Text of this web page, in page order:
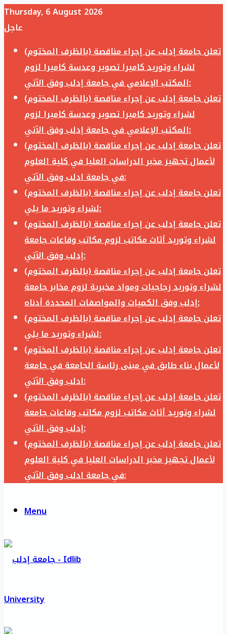
Thursday, 6 August 2026
عاجل
تعلن جامعة إدلب عن إجراء مناقصة (بالظرف المختوم)
لشراء وتوريد كاميرا تصوير وعدسة كاميرا لزوم
المكتب الإعلامي في جامعة إدلب وفق الآتي:
تعلن جامعة إدلب عن إجراء مناقصة (بالظرف المختوم)
لشراء وتوريد كاميرا تصوير وعدسة كاميرا لزوم
المكتب الإعلامي في جامعة إدلب وفق الآتي:
تعلن جامعة إدلب عن إجراء مناقصة (بالظرف المختوم)
لأعمال تجهيز مخبر الدراسات العليا في كلية العلوم
في جامعة ادلب وفق الآتي:
تعلن جامعة إدلب عن إجراء مناقصة (بالظرف المختوم)
لشراء وتوريد ما يلي:
تعلن جامعة إدلب عن إجراء مناقصة (بالظرف المختوم)
لشراء وتوريد أثاث مكاتب لزوم مكاتب وقاعات جامعة
إدلب وفق الآتي:
تعلن جامعة إدلب عن إجراء مناقصة (بالظرف المختوم)
لشراء وتوريد زجاجيات ومواد مخبرية لزوم مخابر جامعة
إدلب وفق الكميات والمواصفات المحددة أدناه:
تعلن جامعة إدلب عن إجراء مناقصة (بالظرف المختوم)
لشراء وتوريد ما يلي:
تعلن جامعة إدلب عن إجراء مناقصة (بالظرف المختوم)
لأعمال بناء طابق في مبنى رئاسة الجامعة في جامعة
ادلب وفق الآتي:
تعلن جامعة إدلب عن إجراء مناقصة (بالظرف المختوم)
لشراء وتوريد أثاث مكاتب لزوم مكاتب وقاعات جامعة
إدلب وفق الآتي:
تعلن جامعة إدلب عن إجراء مناقصة (بالظرف المختوم)
لأعمال تجهيز مخبر الدراسات العليا في كلية العلوم
في جامعة ادلب وفق الآتي:
Menu